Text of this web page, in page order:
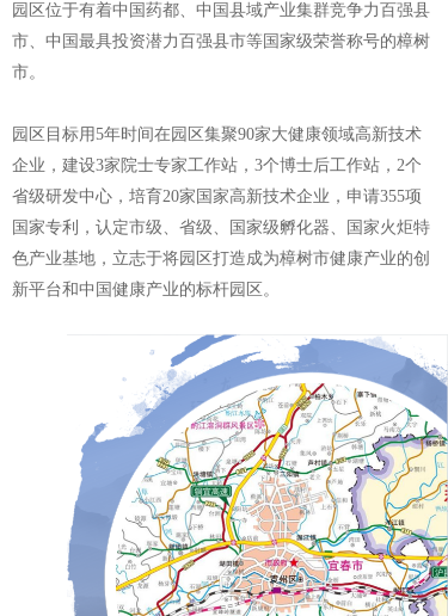
园区位于有着中国药都、中国县域产业集群竞争力百强县
市、中国最具投资潜力百强县市等国家级荣誉称号的樟树
市。
园区目标用5年时间在园区集聚90家大健康领域高新技术
企业，建设3家院士专家工作站，3个博士后工作站，2个
省级研发中心，培育20家国家高新技术企业，申请355项
国家专利，认定市级、省级、国家级孵化器、国家火炬特
色产业基地，立志于将园区打造成为樟树市健康产业的创
新平台和中国健康产业的标杆园区。